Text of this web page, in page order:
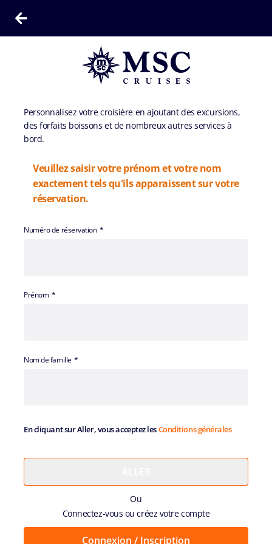
Personnalisez votre croisière en ajoutant des excursions,
des forfaits boissons et de nombreux autres services à
bord.
Veuillez saisir votre prénom et votre nom
exactement tels qu'ils apparaissent sur votre
réservation.
Numéro de réservation
Prénom
Nom de famille
En cliquant sur Aller, vous acceptez lesConditions générales
Ou
Connectez-vous ou créez votre compte
Connexion / Inscription